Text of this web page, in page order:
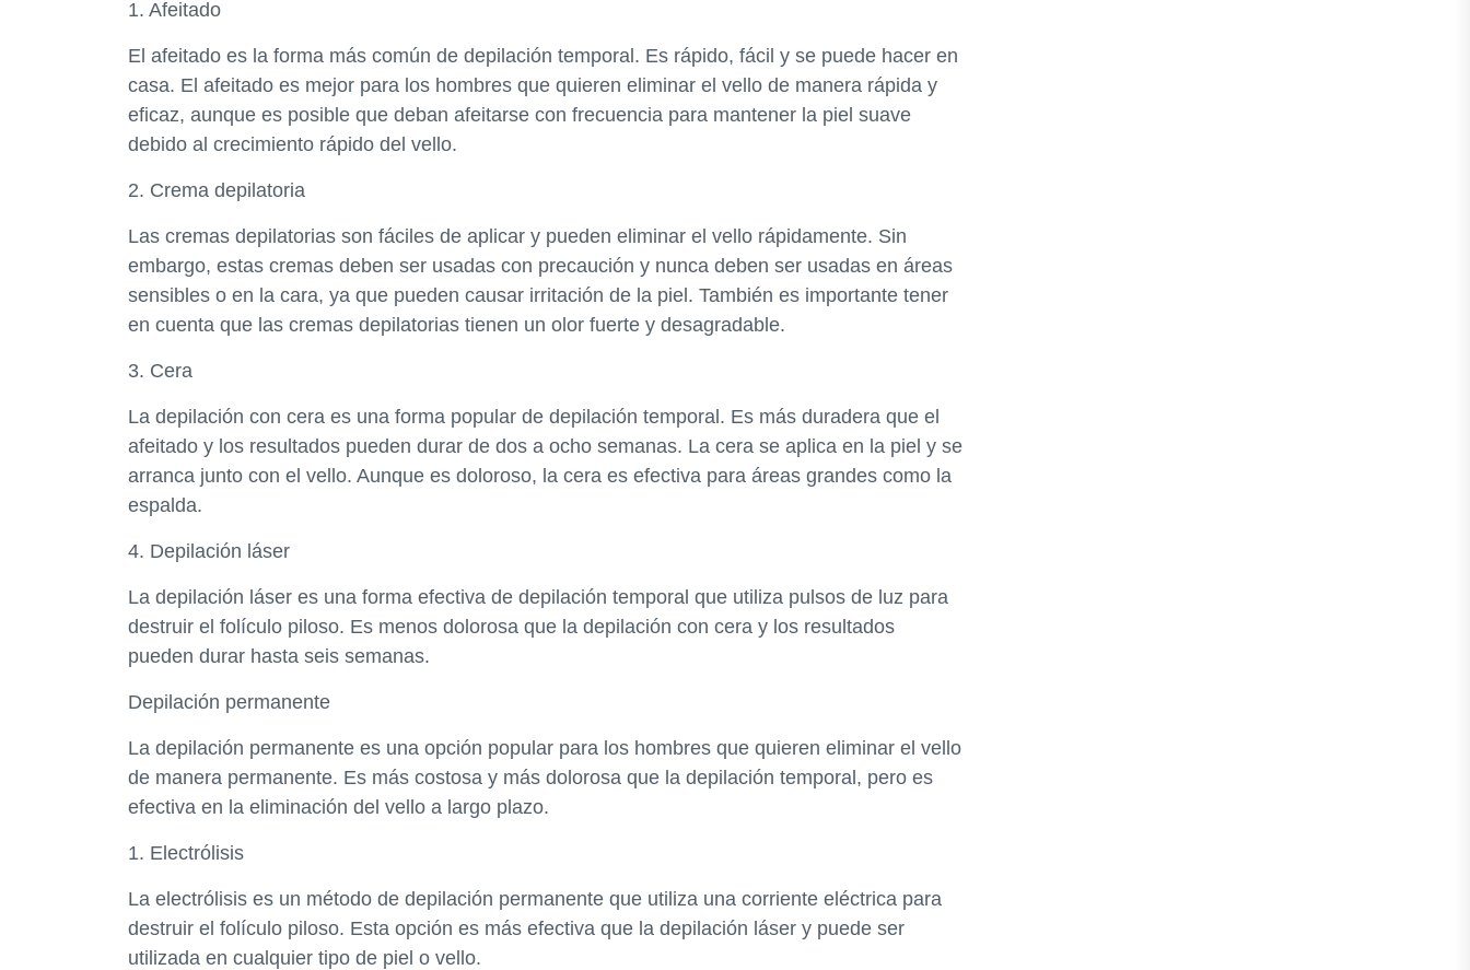
1. Afeitado
El afeitado es la forma más común de depilación temporal. Es rápido, fácil y se puede hacer en
casa. El afeitado es mejor para los hombres que quieren eliminar el vello de manera rápida y
eficaz, aunque es posible que deban afeitarse con frecuencia para mantener la piel suave
debido al crecimiento rápido del vello.
2. Crema depilatoria
Las cremas depilatorias son fáciles de aplicar y pueden eliminar el vello rápidamente. Sin
embargo, estas cremas deben ser usadas con precaución y nunca deben ser usadas en áreas
sensibles o en la cara, ya que pueden causar irritación de la piel. También es importante tener
en cuenta que las cremas depilatorias tienen un olor fuerte y desagradable.
3. Cera
La depilación con cera es una forma popular de depilación temporal. Es más duradera que el
afeitado y los resultados pueden durar de dos a ocho semanas. La cera se aplica en la piel y se
arranca junto con el vello. Aunque es doloroso, la cera es efectiva para áreas grandes como la
espalda.
4. Depilación láser
La depilación láser es una forma efectiva de depilación temporal que utiliza pulsos de luz para
destruir el folículo piloso. Es menos dolorosa que la depilación con cera y los resultados
pueden durar hasta seis semanas.
Depilación permanente
La depilación permanente es una opción popular para los hombres que quieren eliminar el vello
de manera permanente. Es más costosa y más dolorosa que la depilación temporal, pero es
efectiva en la eliminación del vello a largo plazo.
1. Electrólisis
La electrólisis es un método de depilación permanente que utiliza una corriente eléctrica para
destruir el folículo piloso. Esta opción es más efectiva que la depilación láser y puede ser
utilizada en cualquier tipo de piel o vello.